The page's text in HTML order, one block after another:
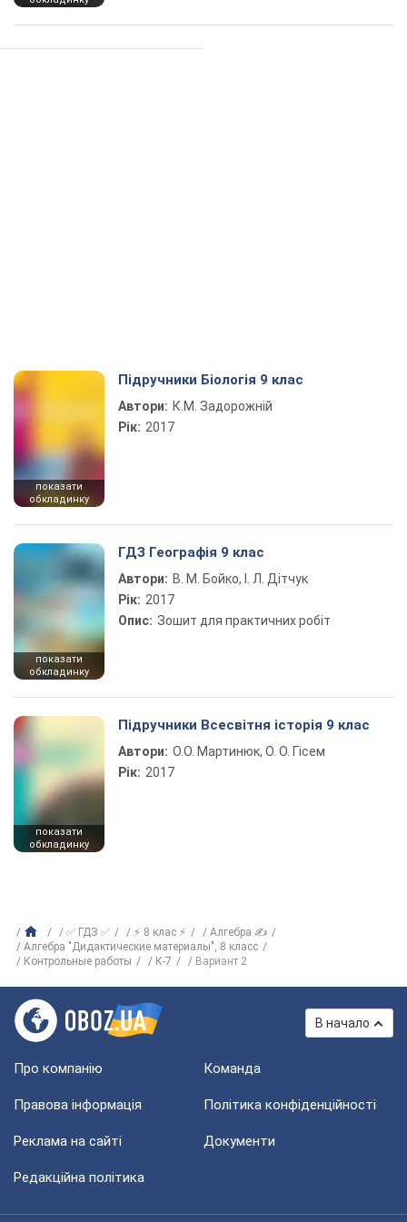
показати
обкладинку
Підручники Біологія 9 клас
Автори: К.М. Задорожній
Рік: 2017
показати
обкладинку
ГДЗ Географія 9 клас
Автори: В. М. Бойко, І. Л. Дітчук
Рік: 2017
Опис: Зошит для практичних робіт
показати
обкладинку
Підручники Всесвітня історія 9 клас
Автори: О.О. Мартинюк, О. О. Гісем
Рік: 2017
✅ ГДЗ ✅ ⚡ 8 клас ⚡
Алгебра ✍
Алгебра "Дидактические материалы", 8 класс
Контрольные работы
К-7 Вариант 2
В начало
Про компанію Команда
Правова інформація Політика конфіденційності
Реклама на сайті Документи
Редакційна політика